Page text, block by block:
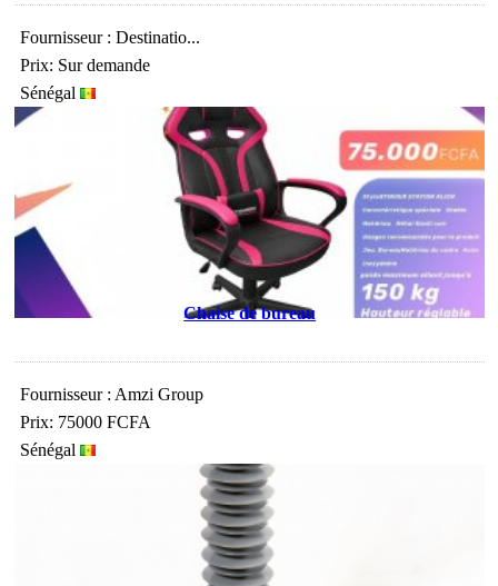
Fournisseur : Destinatio...
Prix: Sur demande
Sénégal
Chaise de bureau
Fournisseur : Amzi Group
Prix: 75000 FCFA
Sénégal